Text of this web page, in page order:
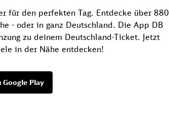
für den perfekten Tag. Entdecke über 880
- oder in ganz Deutschland. Die App DB
zu deinem Deutschland-Ticket. Jetzt
in der Nähe entdecken!
Google Play